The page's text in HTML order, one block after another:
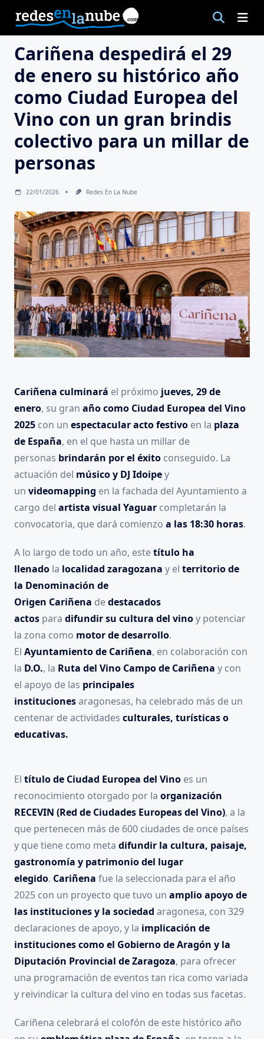
contenido
Cariñena despedirá el 29
de enero su histórico año
como Ciudad Europea del
Vino con un gran brindis
colectivo para un millar de
personas
22/01/2026 Redes En La Nube
Cariñena culminará el próximo jueves, 29 de
enero, su gran año como Ciudad Europea del Vino
2025 con un espectacular acto festivo en la plaza
de España, en el que hasta un millar de
personas brindarán por el éxito conseguido. La
actuación del músico y DJ Idoipey
un videomapping en la fachada del Ayuntamiento a
cargo del artista visual Yaguar completarán la
convocatoria, que dará comienzo a las 18:30 horas.
A lo largo de todo un año, estetítulo ha
llenado la localidad zaragozana y el territorio de
la Denominación de
Origen Cariñena dedestacados
actos para difundir su cultura del vinoy potenciar
la zona como motor de desarrollo.
El Ayuntamiento de Cariñena, en colaboración con
la D.O., la Ruta del Vino Campo de Cariñena y con
el apoyo de las principales
institucionesaragonesas, ha celebrado más de un
centenar de actividades culturales, turísticas o
educativas.
El título de Ciudad Europea del Vino es un
reconocimiento otorgado por la organización
RECEVIN (Red de Ciudades Europeas del Vino), a la
que pertenecen más de 600 ciudades de once países
y que tiene como meta difundir la cultura, paisaje,
gastronomía y patrimonio del lugar
elegido. Cariñena fue la seleccionada para el año
2025 con un proyecto que tuvo un amplio apoyo de
las instituciones y la sociedad aragonesa, con 329
declaraciones de apoyo, y la implicación de
instituciones como el Gobierno de Aragón y la
Diputación Provincial de Zaragoza, para ofrecer
una programación de eventos tan rica como variada
y reivindicar la cultura del vino en todas sus facetas.
Cariñena celebrará el colofón de este histórico año